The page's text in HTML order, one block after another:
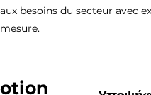
aux besoins du secteur avec
mesure.